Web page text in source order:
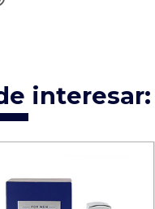
interesar: